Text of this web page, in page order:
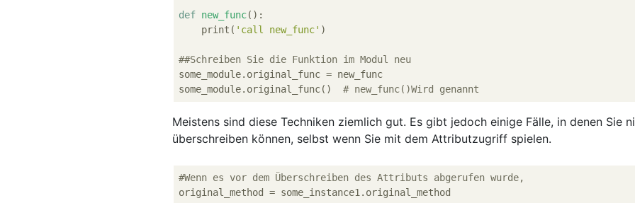
def new_func():
    print(
'call new_func' )
##Schreiben Sie die Funktion im Modul neu
some_module.original_func = new_func
some_module.original_func() # new_func()Wird genannt
Meistens sind diese Techniken ziemlich gut. Es gibt jedoch einige Fälle, in denen Sie
überschreiben können, selbst wenn Sie mit dem Attributzugriff spielen.
#Wenn es vor dem Überschreiben des Attributs abgerufen wurde,
original_method = some_instance1.original_method